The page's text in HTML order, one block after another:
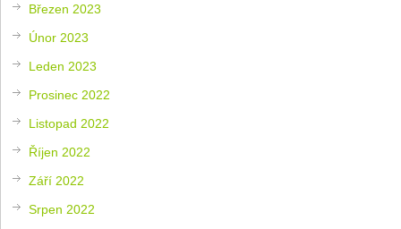
Březen 2023
Únor 2023
Leden 2023
Prosinec 2022
Listopad 2022
Říjen 2022
Září 2022
Srpen 2022